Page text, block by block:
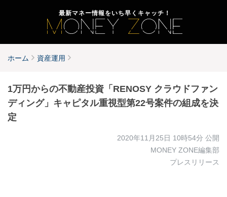
最新マネー情報をいち早くキャッチ！
ホーム 資産運用
1万円からの不動産投資「RENOSY クラウドファン
ディング」キャピタル重視型第22号案件の組成を決
定
2020年11月25日 10時54分 公開
MONEY ZONE編集部
プレスリリース